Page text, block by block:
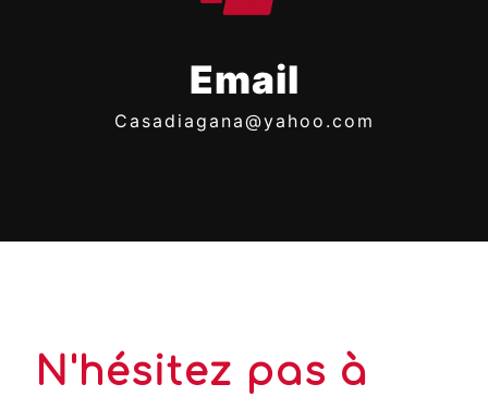
Email
casadiagana@yahoo.com
N'hésitez pas à